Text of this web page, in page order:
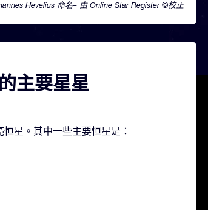
Hevelius 命名– 由 Online Star Register ©校正
主要星星
星。其中一些主要恒星是：